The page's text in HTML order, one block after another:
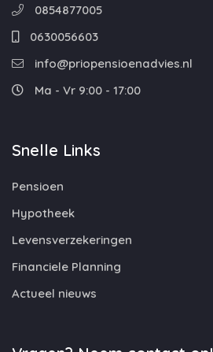
0854877005
0630056603
info@priopensioenadvies.nl
Ma - Vr 9:00 - 17:00
Snelle Links
Pensioen
Hypotheek
Levensverzekeringen
Financiele Planning
Actueel nieuws